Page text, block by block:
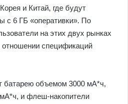
и Китай, где будут
с 6 ГБ «оперативки». По
на этих двух рынках
отношении спецификаций
батарею объемом 3000 мА*ч,
и флеш-накопители